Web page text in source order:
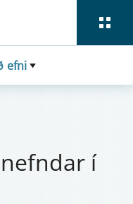
efni
í